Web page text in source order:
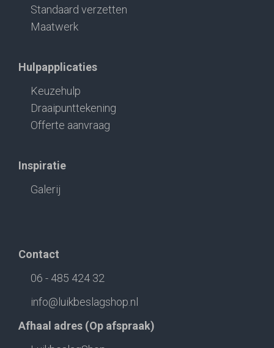
Standaard verzetten
Maatwerk
Hulpapplicaties
Keuzehulp
Draaipunttekening
Offerte aanvraag
Inspiratie
Galerij
Contact
06 - 485 424 32
info@luikbeslagshop.nl
Afhaal adres (Op afspraak)